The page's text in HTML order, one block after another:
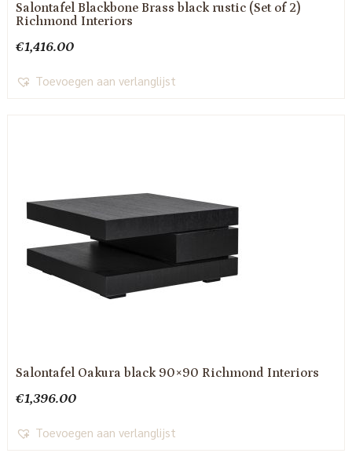
Salontafel Blackbone Brass black rustic (Set of 2)
Richmond Interiors
€1,416.00
Toevoegen aan verlanglijst
Salontafel Oakura black 90×90 Richmond Interiors
€1,396.00
Toevoegen aan verlanglijst